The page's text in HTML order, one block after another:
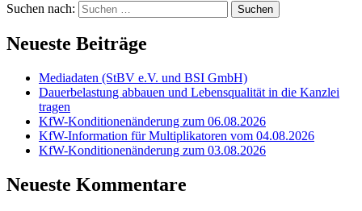
Suchen nach:
Neueste Beiträge
Mediadaten (StBV e.V. und BSI GmbH)
Dauerbelastung abbauen und Lebensqualität in die Kanzlei
tragen
KfW-Konditionenänderung zum 06.08.2026
KfW-Information für Multiplikatoren vom 04.08.2026
KfW-Konditionenänderung zum 03.08.2026
Neueste Kommentare